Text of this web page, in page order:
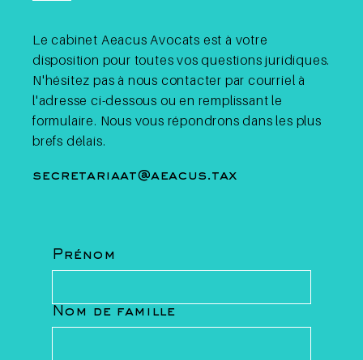
Fiscalité des cryptos en
Belgique : quand les cryptos
sont-elles imposables ?
Le cabinet Aeacus Avocats est à votre
disposition pour toutes vos questions juridiques.
N'hésitez pas à nous contacter par courriel à
l'adresse ci-dessous ou en remplissant le
formulaire. Nous vous répondrons dans les plus
brefs délais.
secretariaat@aeacus.tax
Prénom
Nom de famille